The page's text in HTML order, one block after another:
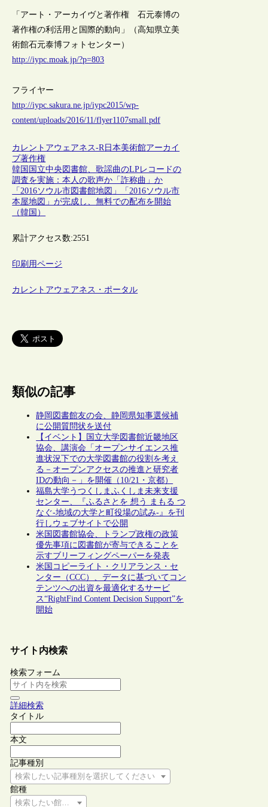
「アート・アーカイヴと著作権 石元泰博の
著作権の利活用と国際的動向」（高知県立美
術館石元泰博フォトセンター）
http://iypc.moak.jp/?p=803
フライヤー
http://iypc.sakura.ne.jp/iypc2015/wp-
content/uploads/2016/11/flyer1107small.pdf
カレントアウェアネス-R 日本美術館アーカイ
ブ著作権
韓国国立中央図書館、歌謡曲のLPレコードの
調査を実施：本人の歌声か「詐称曲」か
「2016ソウル市図書館地図」「2016ソウル市
本屋地図」が完成し、無料での配布を開始
（韓国）
累計アクセス数:2551
印刷用ページ
カレントアウェアネス・ポータル
類似の記事
静岡図書館友の会、静岡県知事選候補
に公開質問状を送付
【イベント】国立大学図書館近畿地区
協会、講演会「オープンサイエンス推
進状況下での大学図書館の役割を考え
る－オープンアクセスの推進と研究者
IDの動向－」を開催（10/21・京都）
福島大学うつくしまふくしま未来支援
センター、『ふるさとを 想う まもる つ
なぐ-地域の大学と町役場の試み-』を刊
行しウェブサイトで公開
米国図書館協会、トランプ政権の政策
優先事項に図書館が寄与できることを
示すブリーフィングペーパーを発表
米国コピーライト・クリアランス・セ
ンター（CCC）、データに基づいてコン
テンツへの出資を最適化するサービ
ス“RightFind Content Decision Support”を
開始
サイト内検索
検索フォーム
詳細検索
タイトル
本文
記事種別
検索したい記事種別を選択してください
館種
検索したい館種を選択してください